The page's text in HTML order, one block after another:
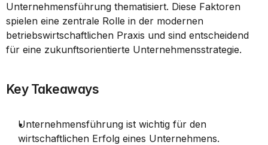
Unternehmensführung thematisiert. Diese Faktoren
spielen eine zentrale Rolle in der modernen
betriebswirtschaftlichen Praxis und sind entscheidend
für eine zukunftsorientierte Unternehmensstrategie.
Key Takeaways
Unternehmensführung ist wichtig für den
wirtschaftlichen Erfolg eines Unternehmens.